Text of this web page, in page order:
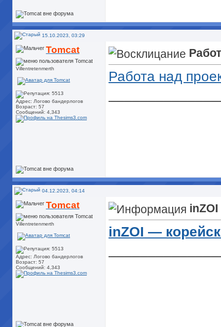
15.10.2023, 03:29
Tomcat
Villentretenmerth
Адрес: Логово бандерлогов
Возраст: 57
Сообщений: 4,343
Работа над
04.12.2023, 04:14
Tomcat
Villentretenmerth
Адрес: Логово бандерлогов
Возраст: 57
Сообщений: 4,343
inZOI —